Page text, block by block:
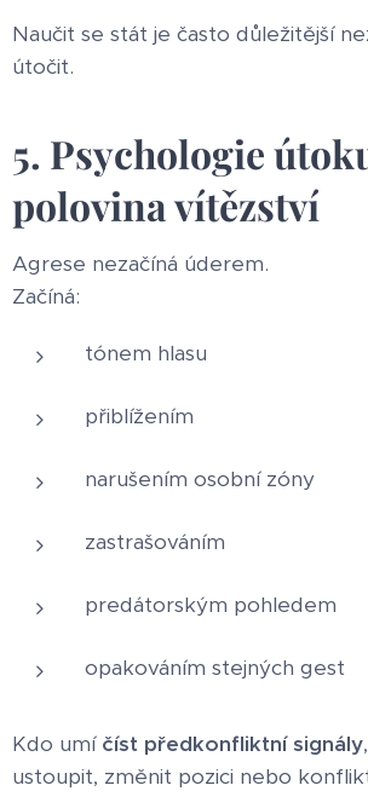
Naučit se stát je často důležitější
útočit.
5. Psychologie
polovina vítězství
Agrese nezačíná úderem.
Začíná:
tónem hlasu
přiblížením
narušením osobní zóny
zastrašováním
predátorským pohledem
opakováním stejných gest
Kdo umí číst předkonfliktní signály
ustoupit, změnit pozici nebo